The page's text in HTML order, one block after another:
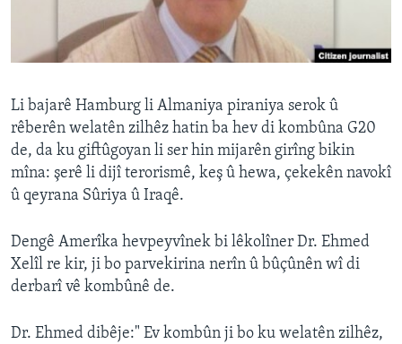
ÇAND Û HUNER
SERNIVÎS
Learning English
FOLLOW US
Zimanên Din
Li bajarê Hamburg li Almaniya piraniya serok û
rêberên welatên zilhêz hatin ba hev di kombûna G20
de, da ku giftûgoyan li ser hin mijarên girîng bikin
mîna: şerê li dijî terorismê, keş û hewa, çekekên navokî
û qeyrana Sûriya û Iraqê.
Dengê Amerîka hevpeyvînek bi lêkolîner Dr. Ehmed
Xelîl re kir, ji bo parvekirina nerîn û bûçûnên wî di
derbarî vê kombûnê de.
Dr. Ehmed dibêje:" Ev kombûn ji bo ku welatên zilhêz,